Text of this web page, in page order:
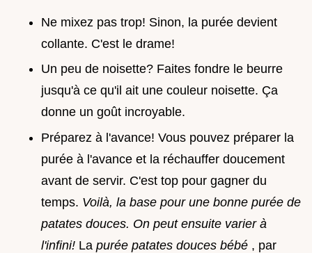
Ne mixez pas trop! Sinon, la purée devient
collante. C'est le drame!
Un peu de noisette? Faites fondre le beurre
jusqu'à ce qu'il ait une couleur noisette. Ça
donne un goût incroyable.
Préparez à l'avance! Vous pouvez préparer la
purée à l'avance et la réchauffer doucement
avant de servir. C'est top pour gagner du
temps. Voilà, la base pour une bonne purée de
patates douces. On peut ensuite varier à
l'infini! La purée patates douces bébé , par